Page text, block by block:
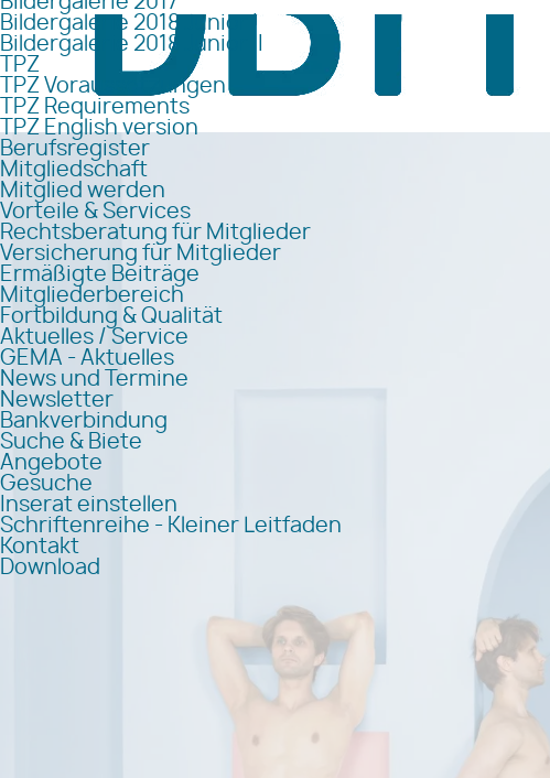
Bildergalerie 2018 Junior I
Bildergalerie 2018 Junior II
TPZ
TPZ Voraussetzungen
TPZ Requirements
TPZ English version
Berufsregister
Mitgliedschaft
Mitglied werden
Vorteile & Services
Rechtsberatung für Mitglieder
Versicherung für Mitglieder
Ermäßigte Beiträge
Mitgliederbereich
Fortbildung & Qualität
Aktuelles / Service
GEMA - Aktuelles
News und Termine
Newsletter
Bankverbindung
Suche & Biete
Angebote
Gesuche
Inserat einstellen
Schriftenreihe - Kleiner Leitfaden
Kontakt
Download